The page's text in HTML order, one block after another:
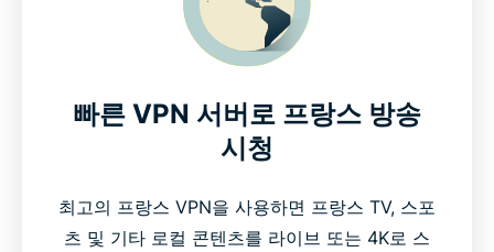
빠른 VPN 서버로 프랑스 방송
시청
최고의 프랑스 VPN을 사용하면 프랑스 TV, 스포
츠 및 기타 로컬 콘텐츠를 라이브 또는 4K로 스